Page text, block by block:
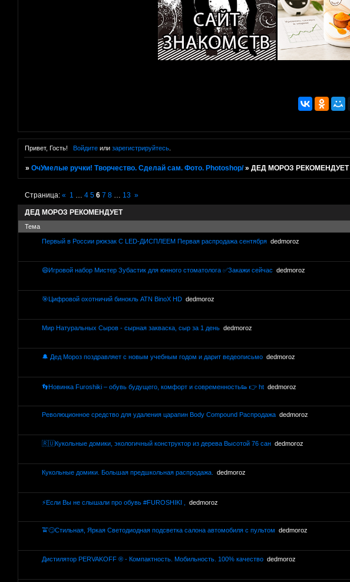
Привет, Гость! Войдитеили зарегистрируйтесь.
»ОчУмелые ручки! Творчество. Сделай сам. Фото. Photoshop/ »ДЕД МОРОЗ РЕКОМЕНДУЕТ
ДЕД МОРОЗ РЕКОМЕНДУЕТ
Страница:« 1 … 4 5 6 7 8 … 13 »
Тема
Первый в России рюкзак С LED-ДИСПЛЕЕМ Первая распродажа сентября dedmoroz
😄Игровой набор Мистер Зубастик для юнного стоматолога ✅Закажи сейчас dedmoroz
🎯Цифровой охотничий бинокль ATN BinoX HD dedmoroz
Мир Натуральных Сыров - сырная закваска, сыр за 1 день dedmoroz
🔔 Дед Мороз поздравляет с новым учебным годом и дарит ведеописьмо dedmoroz
👣Новинка Furoshiki – обувь будущего, комфорт и современность👟 👉 ht dedmoroz
Революционное средство для удаления царапин Body Compound Распродажа dedmoroz
🇷🇺Кукольные домики, экологичный конструктор из дерева Высотой 76 сан dedmoroz
Кукольные домики. Большая предшкольная распродажа.
dedmoroz
⚡Если Вы не слышали про обувь #FUROSHIKI , dedmoroz
🚖🙄Стильная, Яркая Cветодиодная подсветка салона автомобиля с пультом dedmoroz
Дистилятор PERVAKOFF ® - Компактность. Мобильность. 100% качество dedmoroz